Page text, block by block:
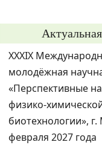
XXXIX
молодёжная
«Перспективные
физико-
биотехнологии», г.
февраля 2027 года